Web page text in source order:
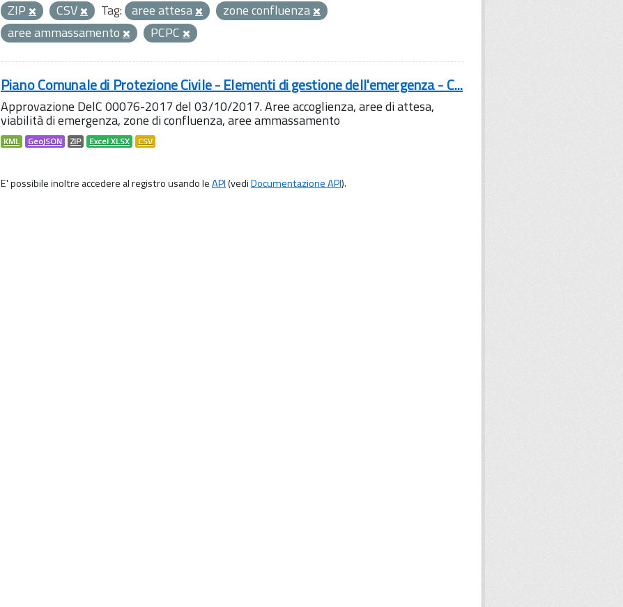
ZIP
CSV Tag: aree attesa
zone confluenza
aree ammassamento
PCPC
Piano Comunale di Protezione Civile - Elementi di gestione dell'emergenza - C...
Approvazione DelC 00076-2017 del 03/10/2017. Aree accoglienza, aree di attesa,
viabilità di emergenza, zone di confluenza, aree ammassamento
KML GeoJSON ZIP Excel XLSX CSV
E' possibile inoltre accedere al registro usando leAPI(vediDocumentazione API).